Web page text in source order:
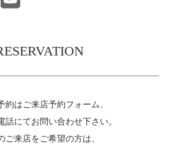
約はご来店予約フォーム、
話にてお問い合わせ下さい。
ご来店をご希望の方は、